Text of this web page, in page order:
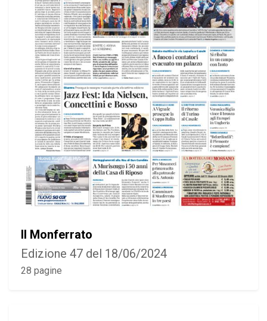
Il Monferrato
Edizione 47 del 18/06/2024
28 pagine